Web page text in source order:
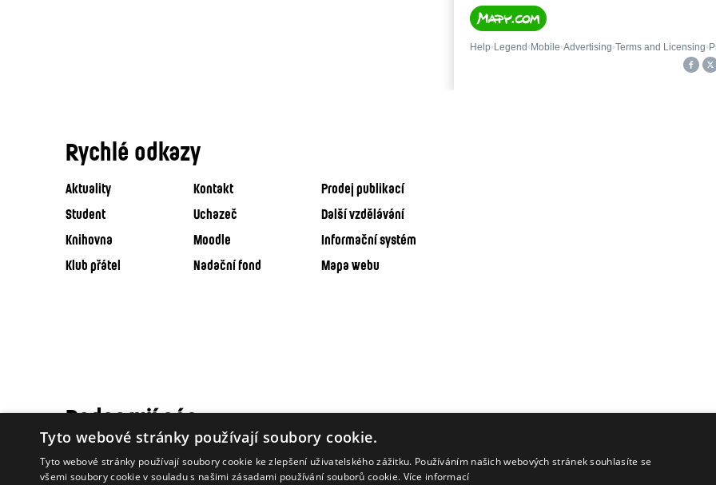
Rychlé odkazy
Aktuality Kontakt
Prodej publikací
Student
Uchazeč
Další vzdělávání
Knihovna
Moodle
Informační systém
Klub přátel
Nadační fond Mapa webu
Podporují nás
Tyto webové stránky používají soubory cookie.
Tyto webové stránky používají soubory cookie ke zlepšení uživatelského zážitku. Používáním našich webových stránek souhlasíte se
všemi soubory cookie v souladu s našimi zásadami používání souborů cookie. Více informací